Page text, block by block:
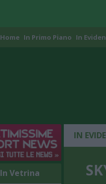
Home In Primo Piano In
In Vetrina
IN